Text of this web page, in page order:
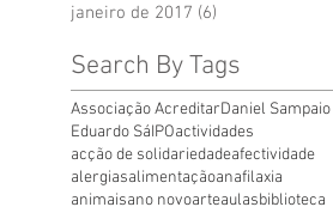
janeiro de 2017 (6)
Search By Tags
Associação AcreditarDaniel Sampaio
Eduardo SáIPOactividades
acção de solidariedadeafectividade
alergiasalimentaçãoanafilaxia
animaisano novoarteaulasbiblioteca